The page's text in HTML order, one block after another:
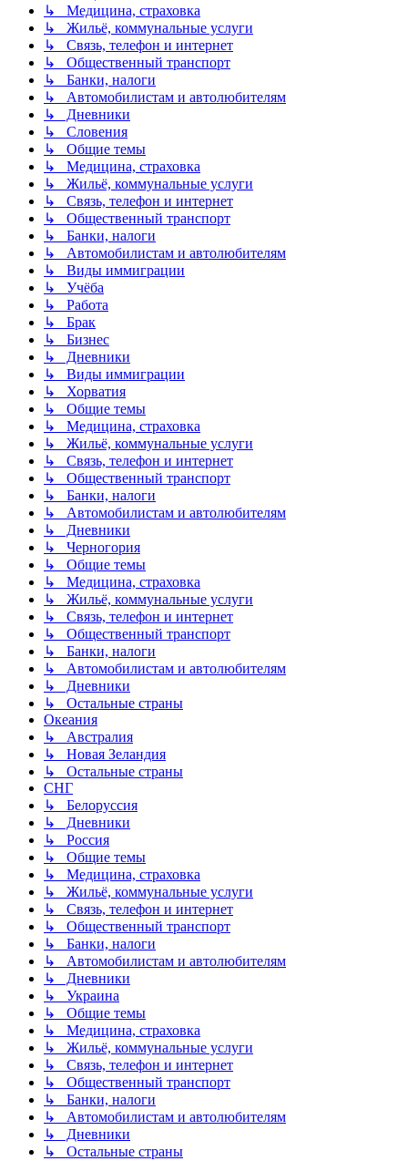
↳ Медицина, страховка
↳ Жильё, коммунальные услуги
↳ Связь, телефон и интернет
↳ Общественный транспорт
↳ Банки, налоги
↳ Автомобилистам и автолюбителям
↳ Дневники
↳ Словения
↳ Общие темы
↳ Медицина, страховка
↳ Жильё, коммунальные услуги
↳ Связь, телефон и интернет
↳ Общественный транспорт
↳ Банки, налоги
↳ Автомобилистам и автолюбителям
↳ Виды иммиграции
↳ Учёба
↳ Работа
↳ Брак
↳ Бизнес
↳ Дневники
↳ Виды иммиграции
↳ Хорватия
↳ Общие темы
↳ Медицина, страховка
↳ Жильё, коммунальные услуги
↳ Связь, телефон и интернет
↳ Общественный транспорт
↳ Банки, налоги
↳ Автомобилистам и автолюбителям
↳ Дневники
↳ Черногория
↳ Общие темы
↳ Медицина, страховка
↳ Жильё, коммунальные услуги
↳ Связь, телефон и интернет
↳ Общественный транспорт
↳ Банки, налоги
↳ Автомобилистам и автолюбителям
↳ Дневники
↳ Остальные страны
Океания
↳ Австралия
↳ Новая Зеландия
↳ Остальные страны
СНГ
↳ Белоруссия
↳ Дневники
↳ Россия
↳ Общие темы
↳ Медицина, страховка
↳ Жильё, коммунальные услуги
↳ Связь, телефон и интернет
↳ Общественный транспорт
↳ Банки, налоги
↳ Автомобилистам и автолюбителям
↳ Дневники
↳ Украина
↳ Общие темы
↳ Медицина, страховка
↳ Жильё, коммунальные услуги
↳ Связь, телефон и интернет
↳ Общественный транспорт
↳ Банки, налоги
↳ Автомобилистам и автолюбителям
↳ Дневники
↳ Остальные страны